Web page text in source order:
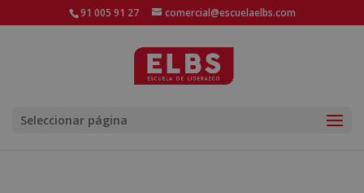
91 005 91 27 comercial@escuelaelbs.com
Seleccionar página